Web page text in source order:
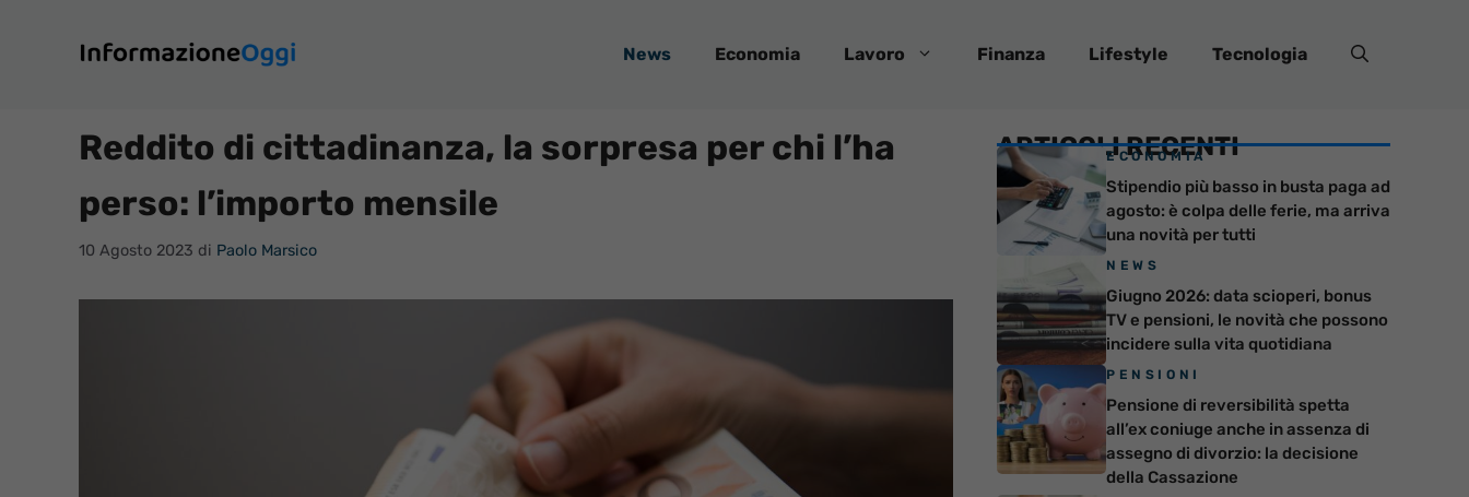
contenuto
News Economia Lavoro Finanza Lifestyle Tecnologia
Reddito di cittadinanza, la sorpresa per chi l’ha
perso: l’importo mensile
10 Agosto 2023 di Paolo Marsico
ARTICOLI RECENTI
ECONOMIA
Stipendio più basso in busta paga ad
agosto: è colpa delle ferie, ma arriva
una novità per tutti
NEWS
Giugno 2026: data scioperi, bonus
TV e pensioni, le novità che possono
incidere sulla vita quotidiana
PENSIONI
Pensione di reversibilità spetta
all’ex coniuge anche in assenza di
assegno di divorzio: la decisione
della Cassazione